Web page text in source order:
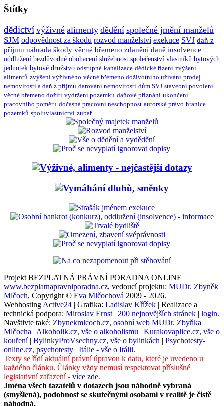
Štítky
dědictví výživné alimenty dědění společné jmění manželů
SJM odpovědnost za škodu rozvod manželství exekuce SVJ daň z
příjmu náhrada škody věcné břemeno zdanění daně insolvence
oddlužení bezdůvodné obohacení služebnost společenství vlastníků bytových
jednotek bytové družstvo odstupné kanalizace dědické řízení zvýšení
alimentů zvýšení výživného věcné břemeno doživotního užívání prodej
nemovitosti a daň z příjmu darování nemovitosti dům SVJ stavební povolení
věcné břemeno dožití vydržení pozemku daňové přiznání ukončení
pracovního poměru dočasná pracovní neschopnost autorské právo hranice
pozemků spoluvlastnictví zubař
Projekt BEZPLATNÁ PRÁVNÍ PORADNA ONLINE
www.bezplatnapravniporadna.cz, vedoucí projektu: MUDr. Zbyněk
Mlčoch, Copyright © Eva Mlčochová 2009 - 2026.
Webhosting Active24 | Grafika: Ladislav Křížek | Realizace a
technická podpora: Miroslav Ernst | 200 nejnovějších stránek | login.
Navštivte také: Zbynekmlcoch.cz, osobní web MUDr. Zbyňka
Mlčocha | Alkoholik.cz, vše o alkoholismu | Kurakovaplice.cz, vše o
kouření| BylinkyProVsechny.cz, vše o bylinkách | Psychotesty-
online.cz, psychotesty | Itálie - vše o Itálii.
Texty se řídí aktuální právní úpravou k datu, které je uvedeno u
každého článku. Články vždy nemusí respektovat příslušné
legislativní zařazení - více zde.
Jména všech tazatelů v dotazech jsou náhodně vybraná
(smyšlená), podobnost se skutečnými osobami v realitě je čistě
náhodná.